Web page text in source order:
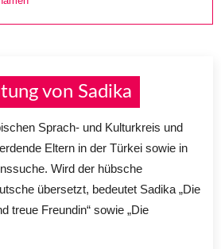
von Sadika
Sprach- und Kulturkreis und
Eltern in der Türkei sowie in
Wird der hübsche
übersetzt, bedeutet Sadika „Die
treue Freundin“ sowie „Die